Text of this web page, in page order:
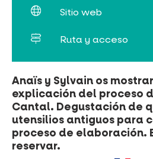
Anaïs y Sylvain os
explicación del proceso
Cantal. Degustación de
utensilios antiguos para
proceso de elaboración.
reservar.
Sitio web
Ruta y acceso